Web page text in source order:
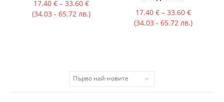
17.40 € – 33.60 €Price range: 17.40 € through 33.60 €
(34.03 - 65.72 лв.)
17.40 € – 33.60 €Price
(34.03 - 65.72 лв.)